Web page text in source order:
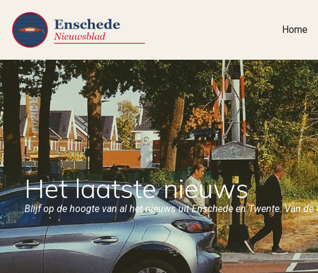
Home
Het laatste nieuws
Blijf op de hoogte van al het nieuws uit Enschede en Twente. Van